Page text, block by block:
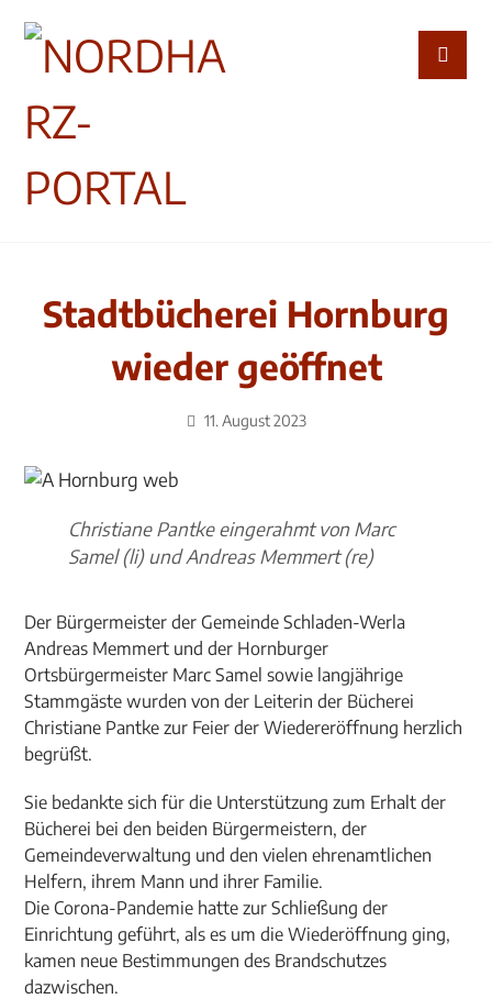
Stadtbücherei Hornburg
wieder geöffnet
11. August 2023
Christiane Pantke eingerahmt von Marc
Samel (li) und Andreas Memmert (re)
Der Bürgermeister der Gemeinde Schladen-Werla
Andreas Memmert und der Hornburger
Ortsbürgermeister Marc Samel sowie langjährige
Stammgäste wurden von der Leiterin der Bücherei
Christiane Pantke zur Feier der Wiedereröffnung herzlich
begrüßt.
Sie bedankte sich für die Unterstützung zum Erhalt der
Bücherei bei den beiden Bürgermeistern, der
Gemeindeverwaltung und den vielen ehrenamtlichen
Helfern, ihrem Mann und ihrer Familie.
Die Corona-Pandemie hatte zur Schließung der
Einrichtung geführt, als es um die Wiederöffnung ging,
kamen neue Bestimmungen des Brandschutzes
dazwischen.